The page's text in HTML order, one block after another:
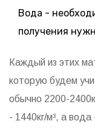
Вода -
получения
Каждый из этих
которую будем
обычно 2200-
- 1440кг/м³, а вода